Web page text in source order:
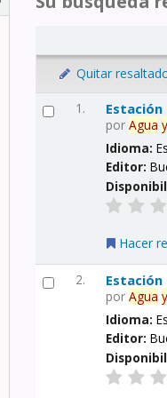
Quitar
1.
porAgua
Idioma:
Editor:
Hacer
2.
porAgua
Idioma:
Editor: